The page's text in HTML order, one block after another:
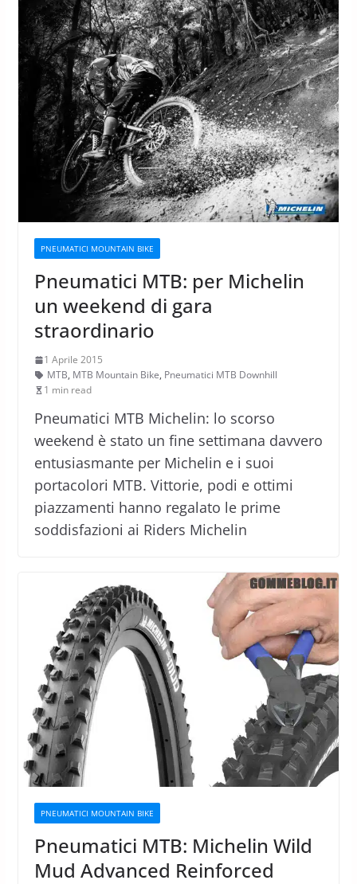
PNEUMATICI MOUNTAIN BIKE
Pneumatici MTB: per Michelin
un weekend di gara
straordinario
1 Aprile 2015
MTB, MTB Mountain Bike, Pneumatici MTB Downhill
1 min read
Pneumatici MTB Michelin: lo scorso
weekend è stato un fine settimana davvero
entusiasmante per Michelin e i suoi
portacolori MTB. Vittorie, podi e ottimi
piazzamenti hanno regalato le prime
soddisfazioni ai Riders Michelin
PNEUMATICI MOUNTAIN BIKE
Pneumatici MTB: Michelin Wild
Mud Advanced Reinforced